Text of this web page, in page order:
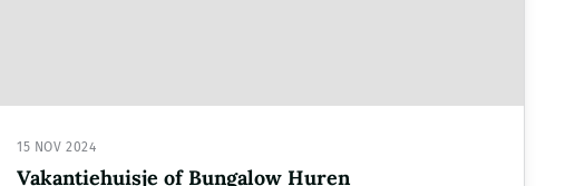
15 NOV 2024
Vakantiehuisje of Bungalow Huren